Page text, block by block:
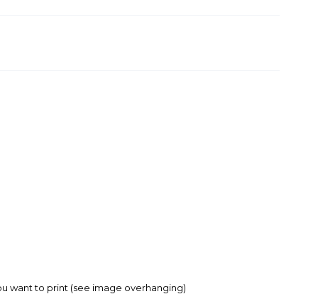
want to print (see image overhanging)